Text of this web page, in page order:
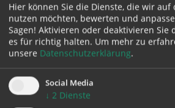
Ort:
Pfarrkirche Marchtrenk
4614 Marchtrenk
Hier können Sie die Dienste, die wir auf
nutzen möchten, bewerten und
Sagen! Aktivieren oder deaktivieren Sie
es für richtig halten. Um mehr zu
unsere Datenschutzerklärung.
Social Media
↓ 2 Dienste